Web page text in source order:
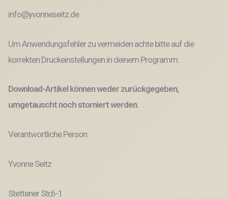
info@yvonneseitz.de
Um Anwendungsfehler zu vermeiden achte bitte auf die
korrekten Druckeinstellungen in deinem Programm.
Download-Artikel können weder zurückgegeben,
umgetauscht noch storniert werden.
Verantwortliche Person:
Yvonne Seitz
Stettener Str,6-1